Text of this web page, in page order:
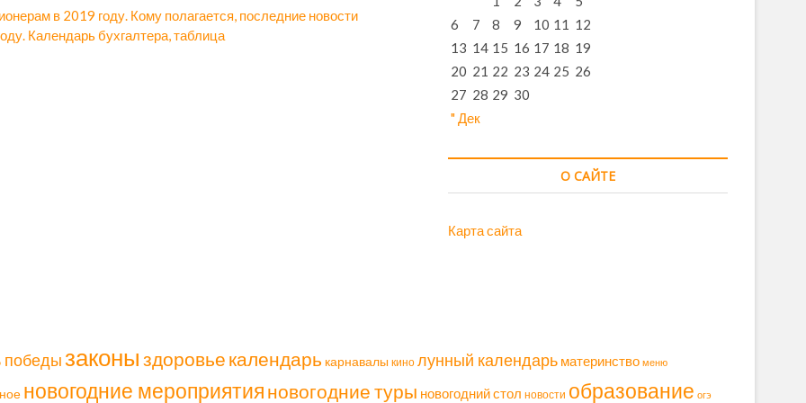
в 2019 году. Кому полагается, последние новости
Календарь бухгалтера, таблица
" Дек
6
7 8 9 10 11 12
13 14 15 16 17 18 19
20 21 22 23 24 25 26
27 28 29 30
О САЙТЕ
Карта сайта
победызаконыздоровье календарь карнавалы кино лунный календарь материнство меню
новогодние мероприятия новогодние туры новогодний стол новости образование огэ